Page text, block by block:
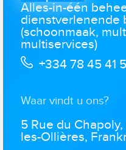
Alles-in-één
dienstverlenende
(schoonmaak,
multiservices)
+334 78 45 41
Waar vindt u ons?
5 Rue du
les-Ollières,